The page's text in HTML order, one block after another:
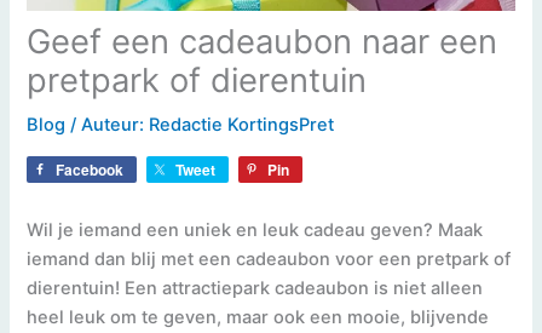
Geef een cadeaubon naar een
pretpark of dierentuin
Blog / Auteur: Redactie KortingsPret
Facebook Tweet Pin
Wil je iemand een uniek en leuk cadeau geven? Maak
iemand dan blij met een cadeaubon voor een pretpark of
dierentuin! Een attractiepark cadeaubon is niet alleen
heel leuk om te geven, maar ook een mooie, blijvende